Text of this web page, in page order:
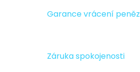
Garance vrácení peněz
Záruka spokojenosti